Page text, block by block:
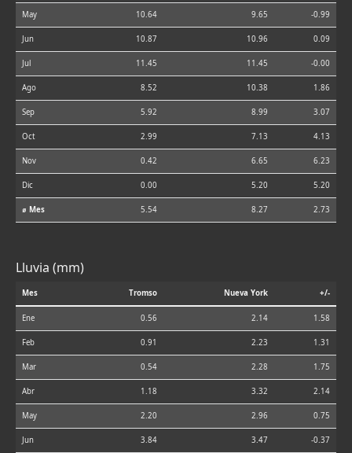
May 10.64 9.65 -0.99
Jun 10.87 10.96 0.09
Jul 11.45 11.45 -0.00
Ago 8.52 10.38 1.86
Sep 5.92 8.99 3.07
Oct 2.99 7.13 4.13
Nov 0.42 6.65 6.23
Dic 0.00 5.20 5.20
⌀ Mes 5.54 8.27 2.73
Lluvia (mm)
Mes Tromso Nueva York +/-
Ene 0.56 2.14 1.58
Feb 0.91 2.23 1.31
Mar 0.54 2.28 1.75
Abr 1.18 3.32 2.14
May 2.20 2.96 0.75
Jun 3.84 3.47 -0.37